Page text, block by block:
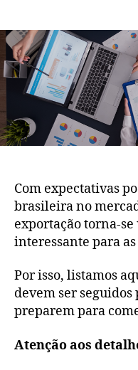
Com expectativas
brasileira no
exportação torna-
interessante para
Por isso, listamos
devem ser seguidos
preparem para
Atenção aos